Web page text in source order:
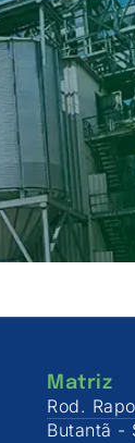
Matriz
Rod.
Butantã -